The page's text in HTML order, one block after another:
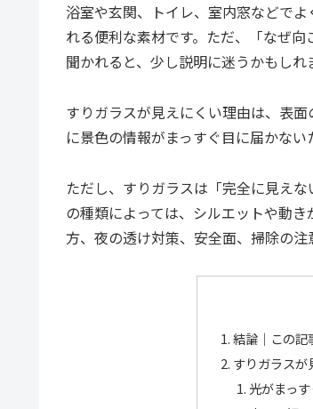
浴室や玄関、トイレ、室内窓などで
れる便利な素材です。ただ、「なぜ
聞かれると、少し説明に迷うかもしれ
すりガラスが見えにくい理由は、表
に景色の情報がまっすぐ目に届かない
ただし、すりガラスは「完全に見え
の種類によっては、シルエットや動
方、夜の透け対策、安全面、掃除の注
結論｜この記
すりガラスが
光がまっ